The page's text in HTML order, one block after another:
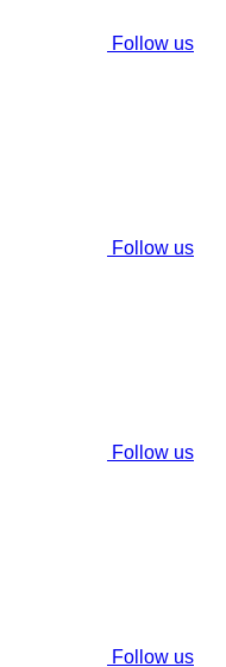
Follow us
Follow us
Follow us
Follow us